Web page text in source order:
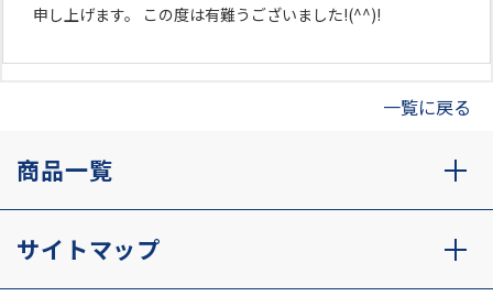
申し上げます。 この度は有難うございました!(^^)!
一覧に戻る
商品一覧
サイトマップ